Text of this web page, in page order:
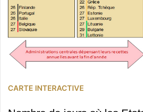
CARTE INTERACTIVE